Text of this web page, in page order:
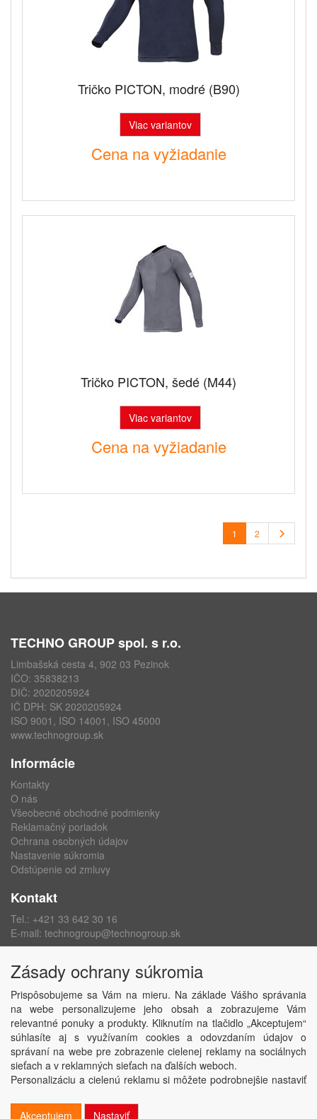
Tričko PICTON, modré (B90)
Viac variantov
Cena na vyžiadanie
Tričko PICTON, šedé (M44)
Viac variantov
Cena na vyžiadanie
1 2
TECHNO GROUP spol. s r.o.
Limbašská cesta 4, 902 03 Pezinok
IČO: 35838213
DIČ: 2020205924
IČ DPH: SK 2020205924
ISO 9001, ISO 14001, ISO 45000
www.technogroup.sk
Informácie
Kontakty
O nás
Všeobecné obchodné podmienky
Reklamačný poriadok
Ochrana osobných údajov
Nastavenie súkromia
Odstúpenie od zmluvy
Kontakt
Tel.: +421 33 642 30 16
E-mail: technogroup@technogroup.sk
Sledujte nás
Facebook
Instagram
Copyright © TECHNO GROUP spol. s r.o.
Powered by ABRA
Zásady ochrany súkromia
Prispôsobujeme sa Vám na mieru. Na základe Vášho správania
na webe personalizujeme jeho obsah a zobrazujeme Vám
relevantné ponuky a produkty. Kliknutím na tlačidlo „Akceptujem“
súhlasíte aj s využívaním cookies a odovzdaním údajov o
správaní na webe pre zobrazenie cielenej reklamy na sociálnych
sieťach a v reklamných sieťach na ďalších weboch.
Personalizáciu a cielenú reklamu si môžete podrobnejšie nastaviť
Akceptujem
Nastaviť